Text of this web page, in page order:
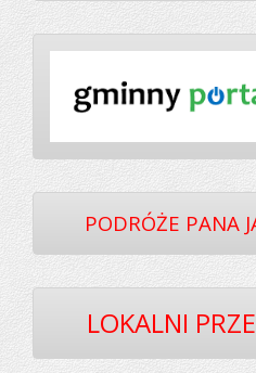
PODRÓŻE PANA
LOKALNI